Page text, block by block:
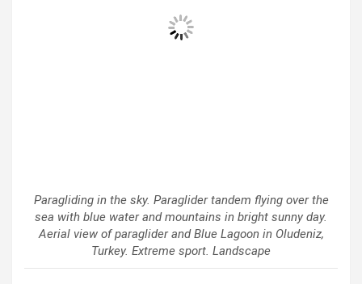
Paragliding in the sky. Paraglider tandem flying over the
sea with blue water and mountains in bright sunny day.
Aerial view of paraglider and Blue Lagoon in Oludeniz,
Turkey. Extreme sport. Landscape